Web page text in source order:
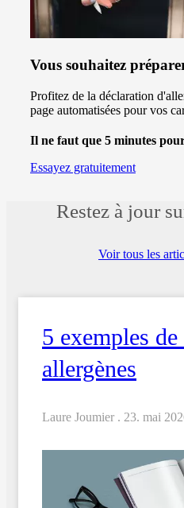
Vous souhaitez
Profitez de la déclaration
page automatisées pour vos
Il ne faut que 5 minutes
Essayez gratuitement
Restez à jour
Voir tous les
5 exemples
allergènes
Laure Joumier . 23. mai